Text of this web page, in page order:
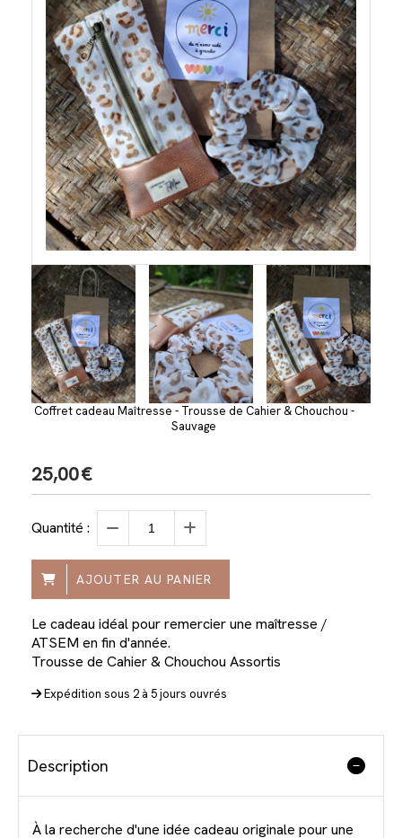
Coffret cadeau Maîtresse - Trousse de Cahier & Chouchou -
Sauvage
25,00€
Quantité :
AJOUTER AU PANIER
Le cadeau idéal pour remercier une maîtresse /
ATSEM en fin d'année.
Trousse de Cahier & Chouchou Assortis
Expédition sous 2 à 5 jours ouvrés
Description
À la recherche d'une idée cadeau originale pour une